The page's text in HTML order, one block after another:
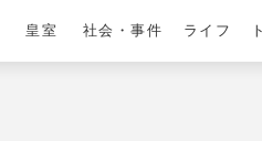
皇室 社会・事件 ライフ